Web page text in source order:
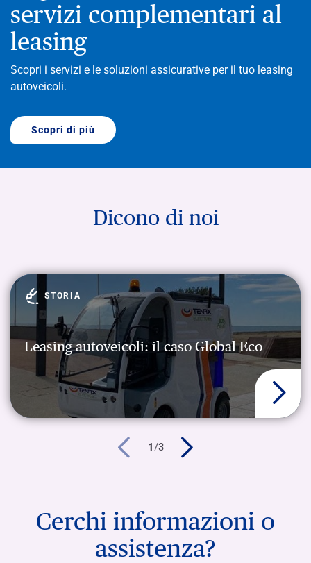
servizi complementari al
leasing
Scopri i servizi e le soluzioni assicurative per il tuo leasing
autoveicoli.
Scopri di più
Dicono di noi
STORIA
Leasing autoveicoli: il caso Global Eco
1/3
Cerchi informazioni o
assistenza?